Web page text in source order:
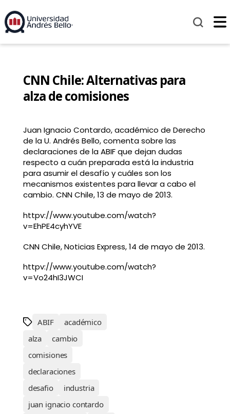
CNN Chile: Alternativas para
alza de comisiones
Juan Ignacio Contardo, académico de Derecho
de la U. Andrés Bello, comenta sobre las
declaraciones de la ABIF que dejan dudas
respecto a cuán preparada está la industria
para asumir el desafío y cuáles son los
mecanismos existentes para llevar a cabo el
cambio. CNN Chile, 13 de mayo de 2013.
httpv://www.youtube.com/watch?
v=EhPE4cyhYVE
CNN Chile, Noticias Express, 14 de mayo de 2013.
httpv://www.youtube.com/watch?
v=Vo24hI3JWCI
ABIF
académico
alza
cambio
comisiones
declaraciones
desafio
industria
juan ignacio contardo